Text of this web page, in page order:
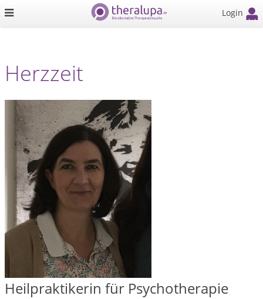
Login
Herzzeit
Heilpraktikerin für Psychotherapie